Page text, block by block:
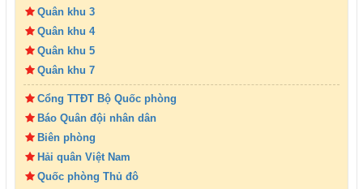
Quân khu 3
Quân khu 4
Quân khu 5
Quân khu 7
Cổng TTĐT Bộ Quốc phòng
Báo Quân đội nhân dân
Biên phòng
Hải quân Việt Nam
Quốc phòng Thủ đô